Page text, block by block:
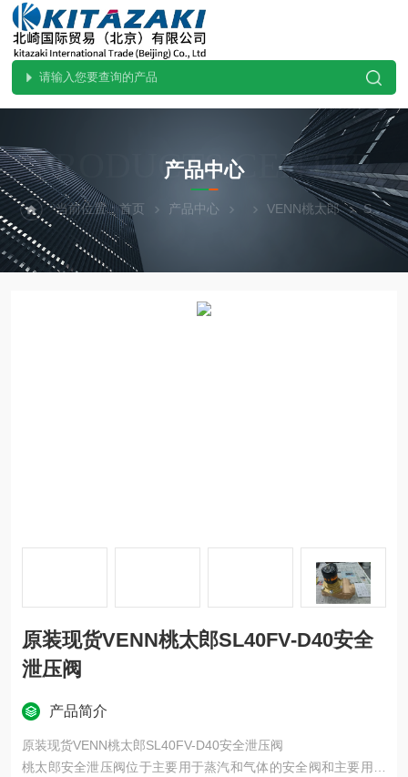
PRODUCTS CENTER
产品中心
当前位置：首页 产品中心 VENN桃太郎 SL40FV-D40.原装现货VENN桃太郎SL40FV-D40安全泄压阀
原装现货VENN桃太郎SL40FV-D40安全
泄压阀
产品简介
原装现货VENN桃太郎SL40FV-D40安全泄压阀
桃太郎安全泄压阀位于主要用于蒸汽和气体的安全阀和主要用于